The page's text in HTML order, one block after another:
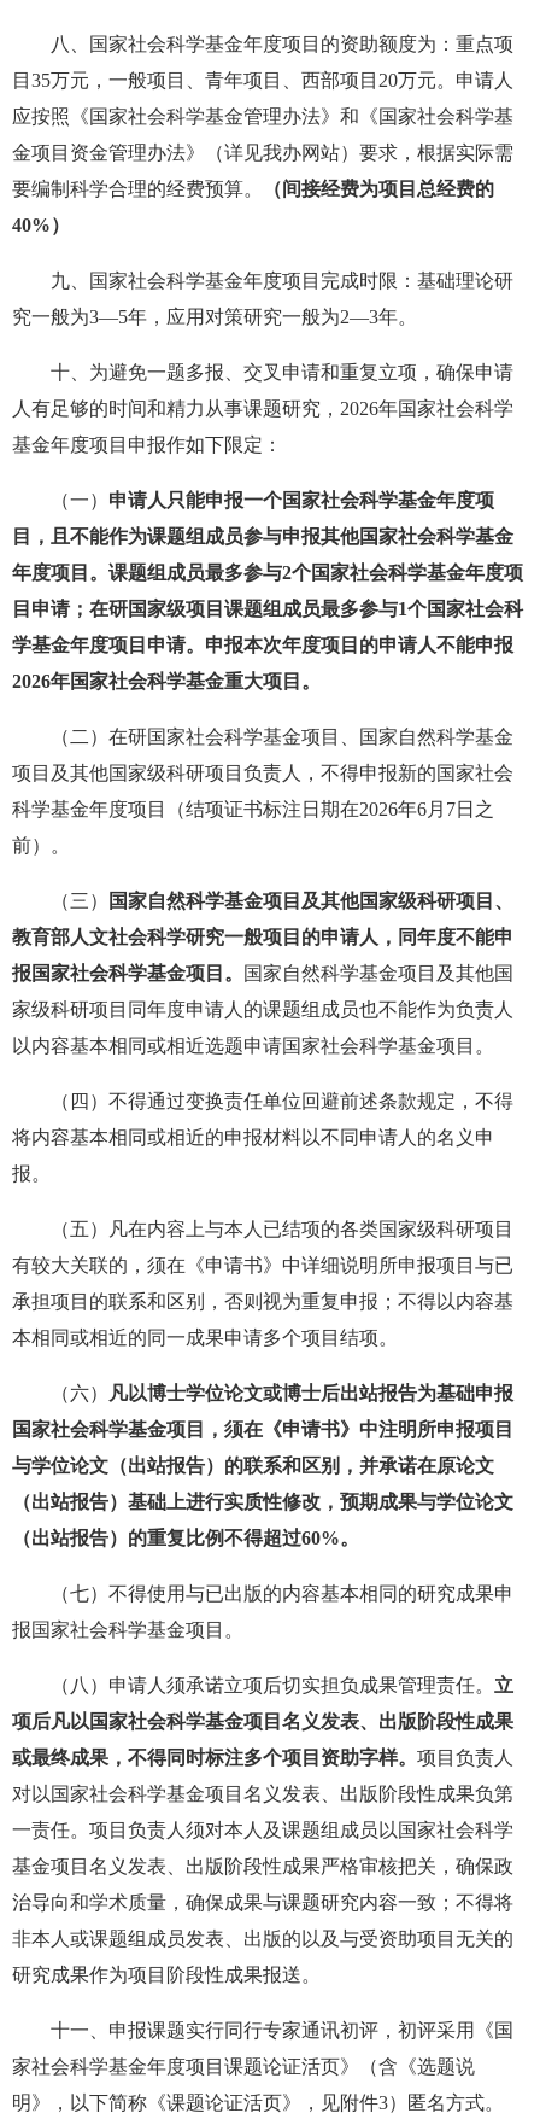
八、国家社会科学基金年度项目的资助额度为：重点项
目35万元，一般项目、青年项目、西部项目20万元。申请人
应按照《国家社会科学基金管理办法》和《国家社会科学基
金项目资金管理办法》（详见我办网站）要求，根据实际需
要编制科学合理的经费预算。
（间接经费为项目总经费的
40%）
九、国家社会科学基金年度项目完成时限：基础理论研
究一般为3—5年，应用对策研究一般为2—3年。
十、为避免一题多报、交叉申请和重复立项，确保申请
人有足够的时间和精力从事课题研究，2026年国家社会科学
基金年度项目申报作如下限定：
（一） 申请人只能申报一个国家社会科学基金年度项
目，且不能作为课题组成员参与申报其他国家社会科学基金
年度项目。课题组成员最多参与2个国家社会科学基金年度项
目申请；在研国家级项目课题组成员最多参与1个国家社会科
学基金年度项目申请。申报本次年度项目的申请人不能申报
2026年国家社会科学基金重大项目。
（二）在研国家社会科学基金项目、国家自然科学基金
项目及其他国家级科研项目负责人，不得申报新的国家社会
科学基金年度项目（结项证书标注日期在2026年6月7日之
前）。
（三）
国家自然科学基金项目及其他国家级科研项目、
教育部人文社会科学研究一般项目的申请人，同年度不能申
报国家社会科学基金项目。
国家自然科学基金项目及其他国
家级科研项目同年度申请人的课题组成员也不能作为负责人
以内容基本相同或相近选题申请国家社会科学基金项目。
（四）不得通过变换责任单位回避前述条款规定，不得
将内容基本相同或相近的申报材料以不同申请人的名义申
报。
（五）凡在内容上与本人已结项的各类国家级科研项目
有较大关联的，须在《申请书》中详细说明所申报项目与已
承担项目的联系和区别，否则视为重复申报；不得以内容基
本相同或相近的同一成果申请多个项目结项。
（六）
凡以博士学位论文或博士后出站报告为基础申报
国家社会科学基金项目，须在《申请书》中注明所申报项目
与学位论文（出站报告）的联系和区别，并承诺在原论文
（出站报告）基础上进行实质性修改，预期成果与学位论文
（出站报告）的重复比例不得超过60%。
（七）不得使用与已出版的内容基本相同的研究成果申
报国家社会科学基金项目。
（八）申请人须承诺立项后切实担负成果管理责任。 立
项后凡以国家社会科学基金项目名义发表、出版阶段性成果
或最终成果，不得同时标注多个项目资助字样。 项目负责人
对以国家社会科学基金项目名义发表、出版阶段性成果负第
一责任。项目负责人须对本人及课题组成员以国家社会科学
基金项目名义发表、出版阶段性成果严格审核把关，确保政
治导向和学术质量，确保成果与课题研究内容一致；不得将
非本人或课题组成员发表、出版的以及与受资助项目无关的
研究成果作为项目阶段性成果报送。
十一、申报课题实行同行专家通讯初评，初评采用《国
家社会科学基金年度项目课题论证活页》（含《选题说
明》，以下简称《课题论证活页》，见附件3）匿名方式。